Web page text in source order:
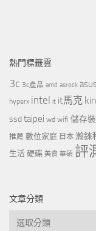
熱門標籤雲
3c 3c產品 amd asrock
hyperx intel it it馬克
ssdtaipei wd wifi 儲存
推薦 數位家庭 日本 瀚錸
生活 硬碟 美食 華碩 評
文章分類
文